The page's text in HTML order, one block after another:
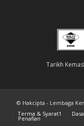
Tarikh
© Hakcipta - Lembaga
Terma & Syarat1
Penafian